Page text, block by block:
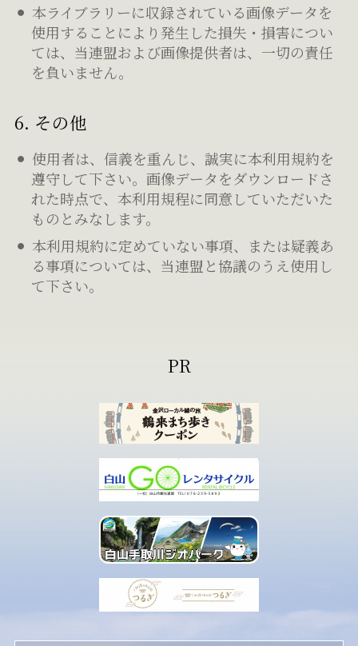
本ライブラリーに収録されている画像データを
使用することにより発生した損失・損害につい
ては、当連盟および画像提供者は、一切の責任
を負いません。
6. その他
使用者は、信義を重んじ、誠実に本利用規約を
遵守して下さい。画像データをダウンロードさ
れた時点で、本利用規程に同意していただいた
ものとみなします。
本利用規約に定めていない事項、または疑義あ
る事項については、当連盟と協議のうえ使用し
て下さい。